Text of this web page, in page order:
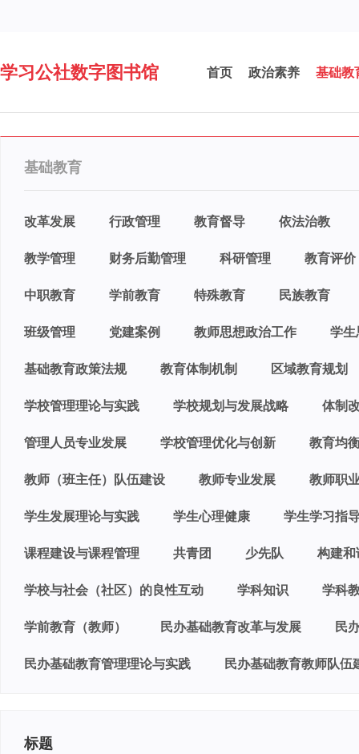
学习公社数字图书馆 首页 政治素养 基础教
基础教育
改革发展 行政管理 教育督导 依法治教
教学管理 财务后勤管理 科研管理 教育评价
中职教育 学前教育 特殊教育 民族教育
班级管理 党建案例 教师思想政治工作 学
基础教育政策法规 教育体制机制 区域教育规划
学校管理理论与实践 学校规划与发展战略 体制
管理人员专业发展 学校管理优化与创新 教育均
教师（班主任）队伍建设 教师专业发展 教师职
学生发展理论与实践 学生心理健康 学生学习指
课程建设与课程管理 共青团 少先队 构建
学校与社会（社区）的良性互动 学科知识 学科
学前教育（教师） 民办基础教育改革与发展 民
民办基础教育管理理论与实践 民办基础教育教师队伍
标题